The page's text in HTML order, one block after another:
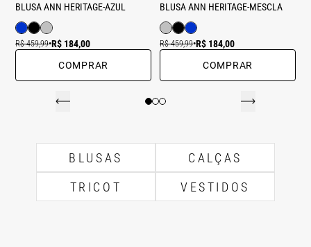
BLUSA ANN HERITAGE-AZUL
R$ 459,99•R$ 184,00
COMPRAR
BLUSA ANN HERITAGE-MESCLA
R$ 459,99•R$ 184,00
COMPRAR
BLUSAS
CALÇAS
TRICOT
VESTIDOS